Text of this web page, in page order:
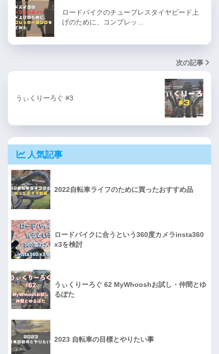
ロードバイクのチューブレスタイヤビード上
げのために、コンプレッ…
次の記事
うぃくりーろぐ #3
人気記事
2022自転車ライフのために買ったおすすめ品
ロードバイクに合うという360度カメラinsta360
x3を検討
うぃくりーろぐ 62 MyWhooshお試し・仲間とゆ
るぽた
2023 自転車の目標とやりたい事